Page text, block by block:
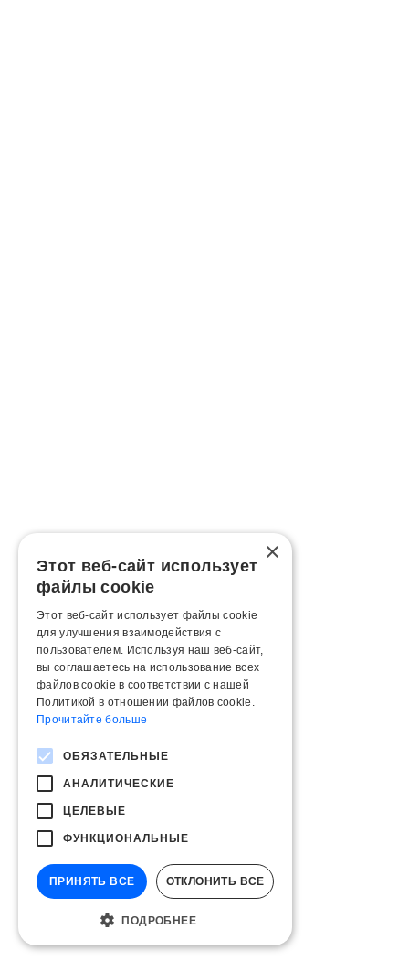
×
Этот веб-сайт использует
файлы cookie
Этот веб-сайт использует файлы cookie
для улучшения взаимодействия с
пользователем. Используя наш веб-сайт,
вы соглашаетесь на использование всех
файлов cookie в соответствии с нашей
Политикой в ​​отношении файлов cookie.
Прочитайте больше
ОБЯЗАТЕЛЬНЫЕ
АНАЛИТИЧЕСКИЕ
ЦЕЛЕВЫЕ
ФУНКЦИОНАЛЬНЫЕ
ПРИНЯТЬ ВСЕ ОТКЛОНИТЬ ВСЕ
ПОДРОБНЕЕ